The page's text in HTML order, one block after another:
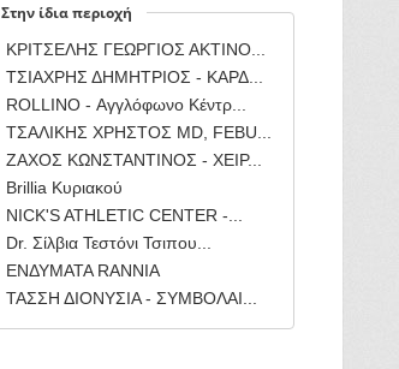
Στην ίδια περιοχή
ΚΡΙΤΣΕΛΗΣ ΓΕΩΡΓΙΟΣ ΑΚΤΙΝΟ...
ΤΣΙΑΧΡΗΣ ΔΗΜΗΤΡΙΟΣ - ΚΑΡΔ...
ROLLINO - Αγγλόφωνο Κέντρ...
ΤΣΑΛΙΚΗΣ ΧΡΗΣΤΟΣ ΜD, FEBU...
ΖΑΧΟΣ ΚΩΝΣΤΑΝΤΙΝΟΣ - ΧΕΙΡ...
Brillia Κυριακού
NICK'S ATHLETIC CENTER -...
Dr. Σίλβια Τεστόνι Τσιπου...
ΕΝΔΥΜΑΤΑ RANNIA
ΤΑΣΣΗ ΔΙΟΝΥΣΙΑ - ΣΥΜΒΟΛΑΙ...